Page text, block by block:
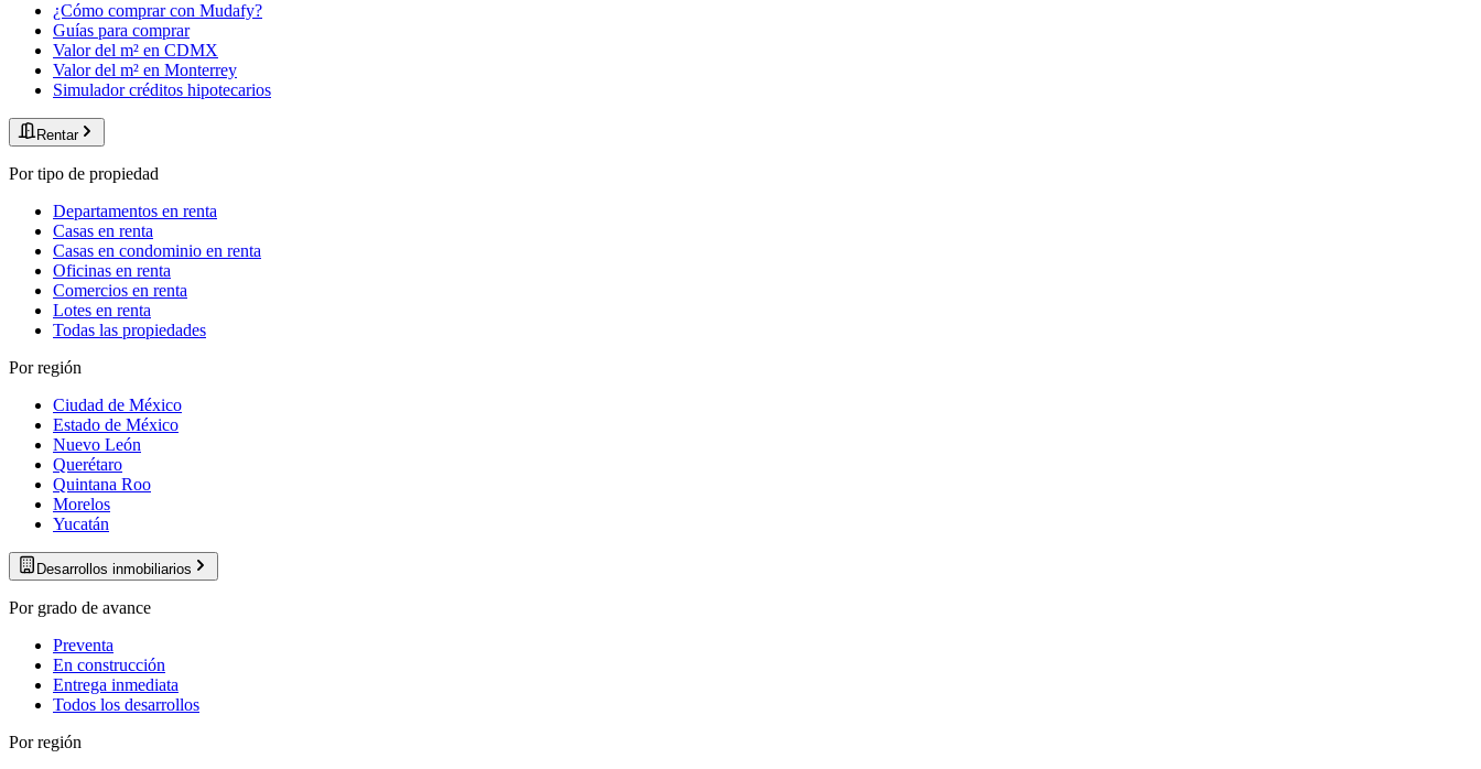
¿Cómo comprar con Mudafy?
Guías para comprar
Valor del m² en CDMX
Valor del m² en Monterrey
Simulador créditos hipotecarios
Rentar
Por tipo de propiedad
Departamentos en renta
Casas en renta
Casas en condominio en renta
Oficinas en renta
Comercios en renta
Lotes en renta
Todas las propiedades
Por región
Ciudad de México
Estado de México
Nuevo León
Querétaro
Quintana Roo
Morelos
Yucatán
Desarrollos inmobiliarios
Por grado de avance
Preventa
En construcción
Entrega inmediata
Todos los desarrollos
Por región